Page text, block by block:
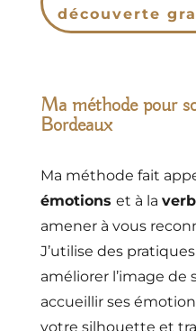
découverte
Ma méthode pour
Bordeaux
Ma méthode fait
émotions et à la
amener à vous
J’utilise des
améliorer l’image de
accueillir ses
votre silhouette et